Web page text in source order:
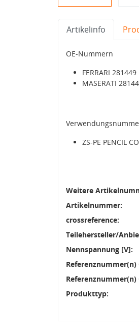
Artikelinfo
OE-Nummern
FERRARI 281449
MASERATI
ZS-PE PENCIL
Weitere
Artikelnummer:
crossreference:
Teilehersteller/
Nennspannung [V]:
Referenznummer(n)
Referenznummer(n)
Produkttyp: